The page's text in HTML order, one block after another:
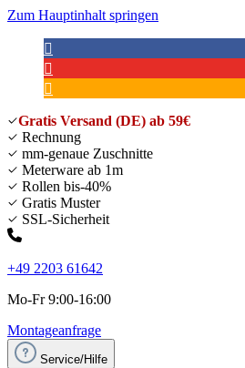
Zum Hauptinhalt springen
Gratis Versand (DE) ab 59€
Rechnung
mm-genaue Zuschnitte
Meterware ab 1m
Rollen bis-40%
Gratis Muster
SSL-Sicherheit
+49 2203 61642
Mo-Fr 9:00-16:00
Montageanfrage
Service/Hilfe